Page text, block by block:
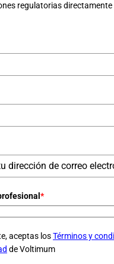
regulatorias directamente
*
aceptas losTérminos y
de Voltimum